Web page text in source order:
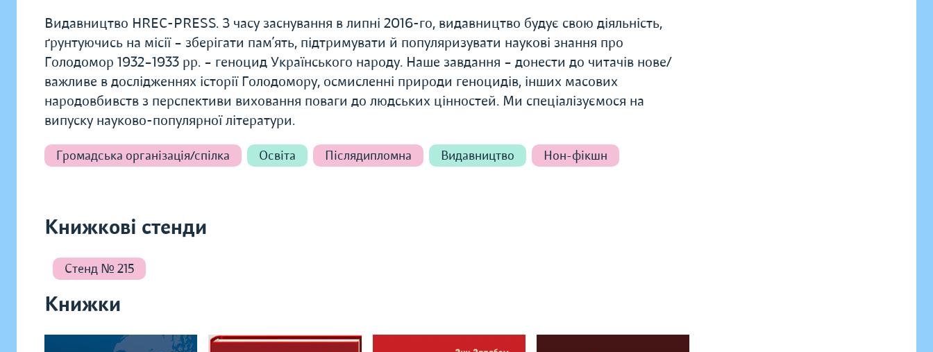
Видавництво HREC-PRESS. З часу заснування в липні 2016-го, видавництво будує свою діяльність,
ґрунтуючись на місії – зберігати пам’ять, підтримувати й популяризувати наукові знання про
Голодомор 1932–1933 рр. – геноцид Українського народу. Наше завдання – донести до читачів нове/
важливе в дослідженнях історії Голодомору, осмисленні природи геноцидів, інших масових
народовбивств з перспективи виховання поваги до людських цінностей. Ми спеціалізуємося на
випуску науково-популярної літератури.
Громадська організація/спілка Освіта Післядипломна Видавництво Нон-фікшн
Книжкові стенди
Стенд № 215
Книжки